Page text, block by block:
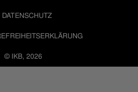
© IKB, 2026
DATENSCHUTZ